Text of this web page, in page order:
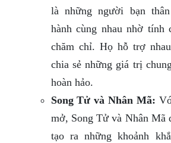
là những người bạn
hành cùng nhau nhờ tính
chăm chỉ. Họ hỗ trợ
chia sẻ những giá trị
hoàn hảo.
Song Tử và Nhân Mã:
mở, Song Tử và Nhân Mã
tạo ra những khoảnh